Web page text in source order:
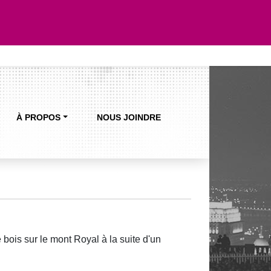
À PROPOS NOUS JOINDRE
sur le mont Royal à la suite d'un